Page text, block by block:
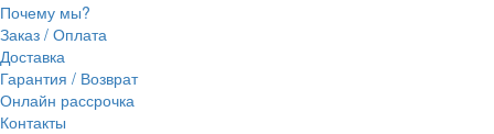
Почему мы?
Заказ / Оплата
Доставка
Гарантия / Возврат
Онлайн рассрочка
Контакты